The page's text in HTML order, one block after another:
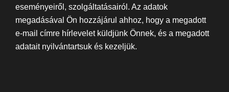
eseményeiről, szolgáltatásairól. Az adatok
megadásával Ön hozzájárul ahhoz, hogy a megadott
e-mail címre hírlevelet küldjünk Önnek, és a megadott
adatait nyilvántartsuk és kezeljük.